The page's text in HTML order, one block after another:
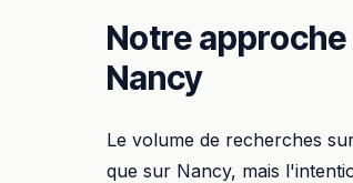
Notre approche
Nancy
Le volume de recherches
que sur Nancy, mais